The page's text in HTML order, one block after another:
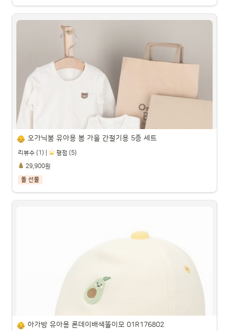
꿀스틱 답례품 결혼식 돌잔치 국내산 벌꿀 허니스틱 무료 라
벨스티커 쇼핑백 증정, 선물패키지, 5세트
파트너스 활동을 통해 일정액의 수수료를 제공받을 수 있습니다.
오가닉붐 유아용 봄 가을 간절기용 5종 세트
오가닉붐 유아용 봄 가을 간절기용 5종 세트
리뷰수 (1) |
️ 평점 (5)
29,900원
돌 선물
아가방 유아용 론데이배색똘이모 01R176802